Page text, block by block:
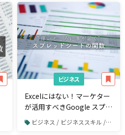
ビジネス
Excelにはない！マーケター
が活用すべきGoogle スプレ
ッドシートの使える関数
ビジネス / ビジネススキル / Excel